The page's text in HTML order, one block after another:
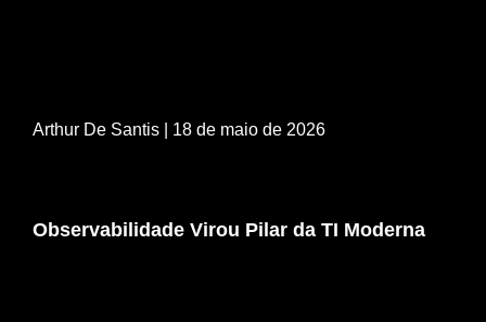
Arthur De Santis | 18 de maio de 2026
Observabilidade Virou Pilar da TI Moderna